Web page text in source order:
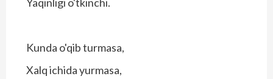
Kunda o'qib turmasa,
Xalq ichida yurmasa,